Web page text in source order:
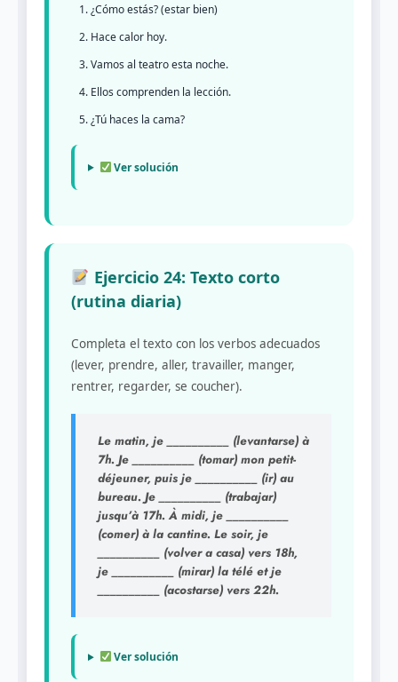
¿Cómo estás? (estar bien)
Hace calor hoy.
Vamos al teatro esta noche.
Ellos comprenden la lección.
¿Tú haces la cama?
Ver solución
Ejercicio 24: Texto corto
(rutina diaria)
Completa el texto con los verbos adecuados
(lever, prendre, aller, travailler, manger,
rentrer, regarder, se coucher).
Le matin, je __________ (levantarse) à
7h. Je __________ (tomar) mon petit-
déjeuner, puis je __________ (ir) au
bureau. Je __________ (trabajar)
jusqu’à 17h. À midi, je __________
(comer) à la cantine. Le soir, je
__________ (volver a casa) vers 18h,
je __________ (mirar) la télé et je
__________ (acostarse) vers 22h.
Ver solución